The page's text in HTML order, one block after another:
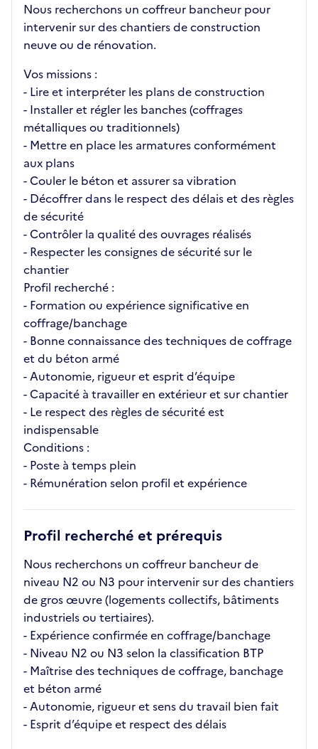
Nous recherchons un coffreur bancheur pour
intervenir sur des chantiers de construction
neuve ou de rénovation.
Vos missions :
- Lire et interpréter les plans de construction
- Installer et régler les banches (coffrages
métalliques ou traditionnels)
- Mettre en place les armatures conformément
aux plans
- Couler le béton et assurer sa vibration
- Décoffrer dans le respect des délais et des règles
de sécurité
- Contrôler la qualité des ouvrages réalisés
- Respecter les consignes de sécurité sur le
chantier
Profil recherché :
- Formation ou expérience significative en
coffrage/banchage
- Bonne connaissance des techniques de coffrage
et du béton armé
- Autonomie, rigueur et esprit d’équipe
- Capacité à travailler en extérieur et sur chantier
- Le respect des règles de sécurité est
indispensable
Conditions :
- Poste à temps plein
- Rémunération selon profil et expérience
Profil recherché et prérequis
Nous recherchons un coffreur bancheur de
niveau N2 ou N3 pour intervenir sur des chantiers
de gros œuvre (logements collectifs, bâtiments
industriels ou tertiaires).
- Expérience confirmée en coffrage/banchage
- Niveau N2 ou N3 selon la classification BTP
- Maîtrise des techniques de coffrage, banchage
et béton armé
- Autonomie, rigueur et sens du travail bien fait
- Esprit d’équipe et respect des délais